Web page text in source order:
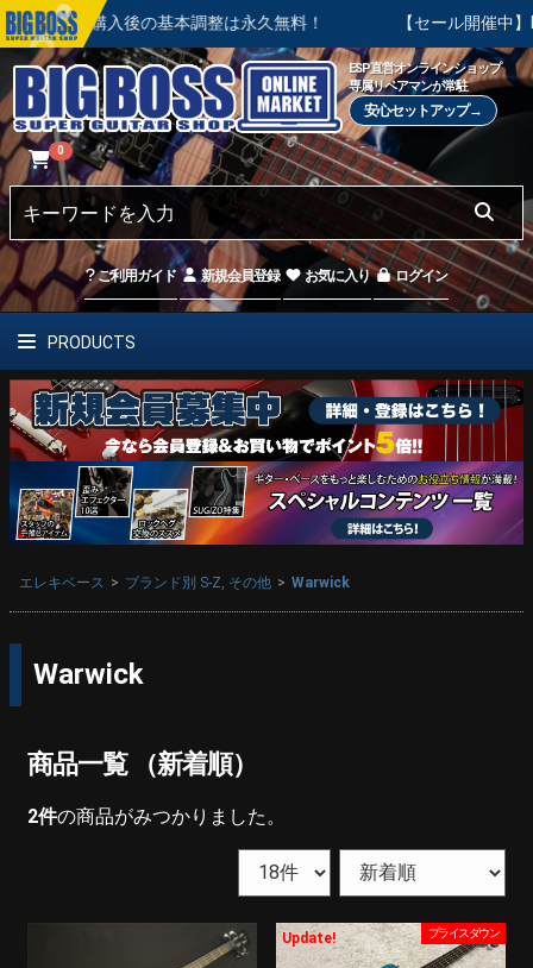
購入後の基本調整は永久無料！ 【セール開催中】BIG
ESP直営オンラインショップ
専属リペアマンが常駐
安心セットアップ→
0
ご利用ガイド 新規会員登録 お気に入り ログイン
PRODUCTS
エレキベース ブランド別 S-Z, その他 Warwick
Warwick
商品一覧 （新着順）
2件の商品がみつかりました。
Update! プライスダウン